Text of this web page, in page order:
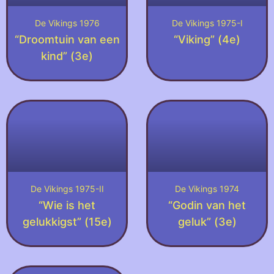
De Vikings 1976
“Droomtuin van een
kind” (3e)
De Vikings 1975-I
“Viking” (4e)
De Vikings 1975-II
“Wie is het
gelukkigst” (15e)
De Vikings 1974
“Godin van het
geluk” (3e)